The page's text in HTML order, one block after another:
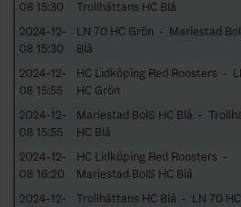
08 15:30
Trollhättans HC Blå
2024-12-
08 15:30
LN 70 HC Grön - Mariestad
Blå
2024-12-
08 15:55
HC Lidköping Red Roosters -
HC Grön
2024-12-
08 15:55
Mariestad BoIS HC Blå -
HC Blå
2024-12-
08 16:20
HC Lidköping Red Roosters -
Mariestad BoIS HC Blå
2024-12-
Trollhättans HC Blå - LN 70